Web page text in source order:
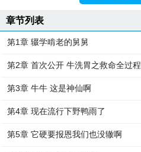
章节列表
第1章 辍学啃老的舅舅
第2章 首次公开 牛洗胃之救命全过程
第3章 牛牛 这是神仙啊
第4章 现在流行下野鸭雨了
第5章 它硬要报恩我们也没辙啊